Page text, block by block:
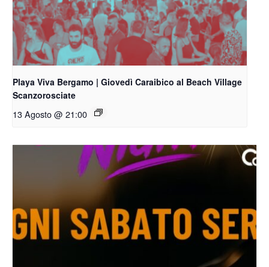
Playa Viva Bergamo | Giovedì Caraibico al Beach Village
Scanzorosciate
13 Agosto @ 21:00